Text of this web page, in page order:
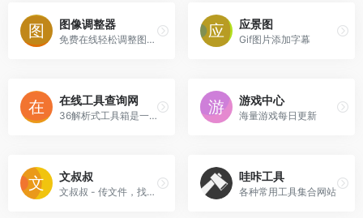
图像调整器
免费在线轻松调整图像大小
应景图
Gif图片添加字幕
在线工具查询网
36解析式工具箱是一个功能强大的在线查询工具网站，为用户提供了各种实用的查询与计算工具等。
游戏中心
海量游戏每日更新
文叔叔
文叔叔 - 传文件，找文叔叔（永不限速）
哇咔工具
各种常用工具集合网站